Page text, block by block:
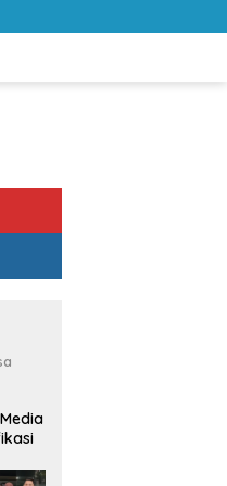
Bupati Lampung